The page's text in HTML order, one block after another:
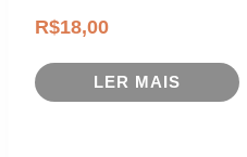
R$18,00
LER MAIS